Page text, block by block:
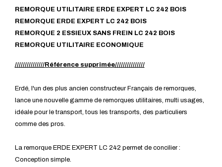
REMORQUE UTILITAIRE ERDE EXPERT LC 242 BOIS
REMORQUE ERDE EXPERT LC 242 BOIS
REMORQUE 2 ESSIEUX SANS FREIN LC 242 BOIS
REMORQUE UTILITAIRE ECONOMIQUE
///////////////Référence supprimée///////////////
Erdé, l'un des plus ancien constructeur Français de remorques,
lance une nouvelle gamme de remorques utilitaires, multi usages,
idéale pour le transport, tous les transports, des particuliers
comme des pros.
La remorque ERDE EXPERT LC 242 permet de concilier :
Conception simple.